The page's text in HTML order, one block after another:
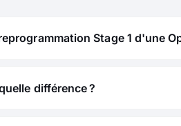
Stage 1 d'une
différence ?